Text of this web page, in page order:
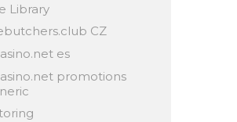
Library
CZ
es
promotions